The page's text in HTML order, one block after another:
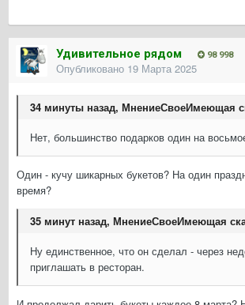
Удивительное рядом 98 998
Опубликовано 19 Марта 2025
34 минуты назад, МнениеСвоеИмеющая
Нет, большинство подарков один на
Один - кучу шикарных букетов? На один
время?
35 минут назад, МнениеСвоеИмеющая
Ну единственное, что он сделал - через
приглашать в ресторан.